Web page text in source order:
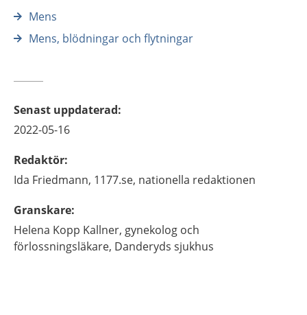
Mens
Mens, blödningar och flytningar
Senast uppdaterad:
2022-05-16
Redaktör:
Ida Friedmann, 1177.se, nationella redaktionen
Granskare:
Helena Kopp Kallner, gynekolog och
förlossningsläkare, Danderyds sjukhus